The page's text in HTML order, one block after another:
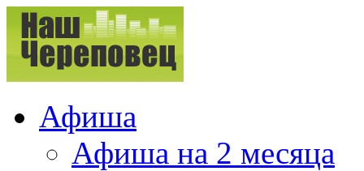
Афиша
Афиша на 2 месяца